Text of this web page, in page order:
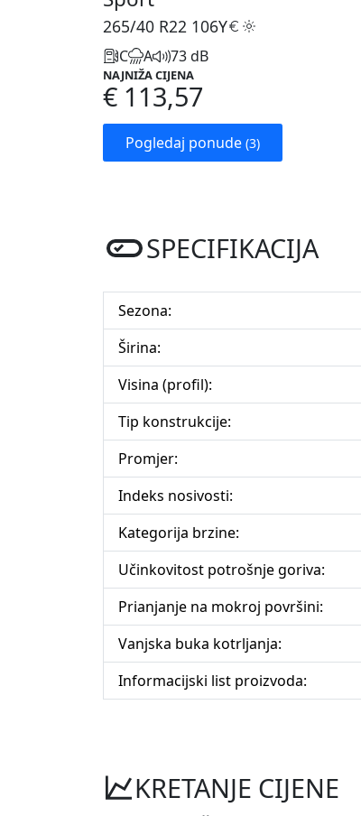
265/40 R22 106Y
C A 73 dB
NAJNIŽA CIJENA
€ 113,57
Pogledaj ponude (3)
SPECIFIKACIJA
Sezona:
Širina:
Visina (profil):
Tip konstrukcije:
Promjer:
Indeks nosivosti:
Kategorija brzine:
Učinkovitost potrošnje goriva:
Prianjanje na mokroj površini:
Vanjska buka kotrljanja:
Informacijski list proizvoda:
KRETANJE CIJENE